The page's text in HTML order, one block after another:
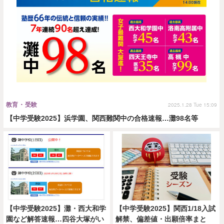
【中学受験2025】浜学園、関西難関中の合格速報…灘98名等
教育・受験 2025.1.28 Tue 15:09
【中学受験2025】灘・西大和学
園など解答速報…四谷大塚がい
【中学受験2025】関西1/18入試
解禁、偏差値・出願倍率まと